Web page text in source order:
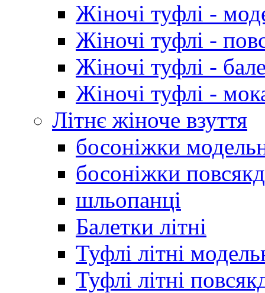
Жіночі туфлі -
Жіночі туфлі -
Жіночі туфлі -
Жіночі туфлі -
Літнє жіноче взуття
босоніжки
босоніжки
шльопанці
Балетки літні
Туфлі літні
Туфлі літні